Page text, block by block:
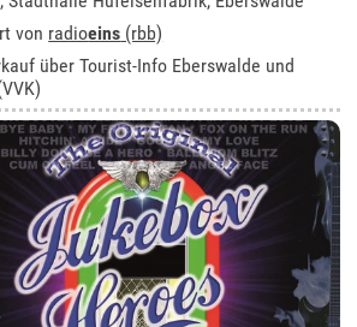
von radioeins (rbb)
über Tourist-Info Eberswalde und